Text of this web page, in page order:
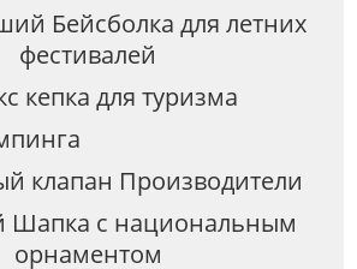
Бейсболка для летних
фестивалей
кепка для туризма
клапан Производители
Шапка с национальным
орнаментом